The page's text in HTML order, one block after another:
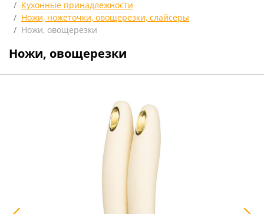
Кухонные принадлежности
Ножи, ножеточки, овощерезки, слайсеры
Ножи, овощерезки
Ножи, овощерезки